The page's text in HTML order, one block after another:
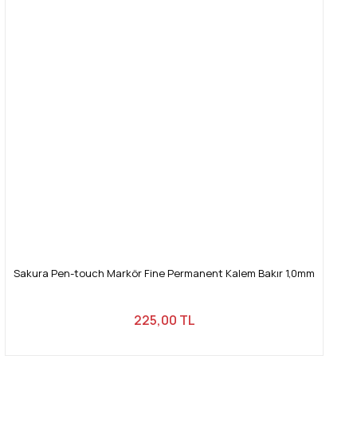
Sakura Pen-touch Markör Fine Permanent Kalem Bakır 1,0mm
225,00 TL